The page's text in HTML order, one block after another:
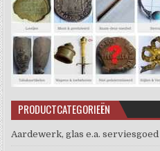
PRODUCTCATEGORIEËN
Aardewerk, glas e.a. serviesgoed